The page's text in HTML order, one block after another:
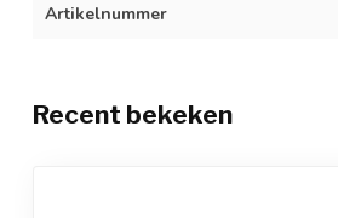
Artikelnummer
Recent bekeken